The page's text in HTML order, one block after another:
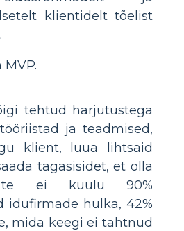
klientidelt tõelist
MVP.
tehtud harjutustega
ja teadmised,
klient, luua lihtsaid
tagasisidet, et olla
ei kuulu 90%
idufirmade hulka, 42%
mida keegi ei tahtnud